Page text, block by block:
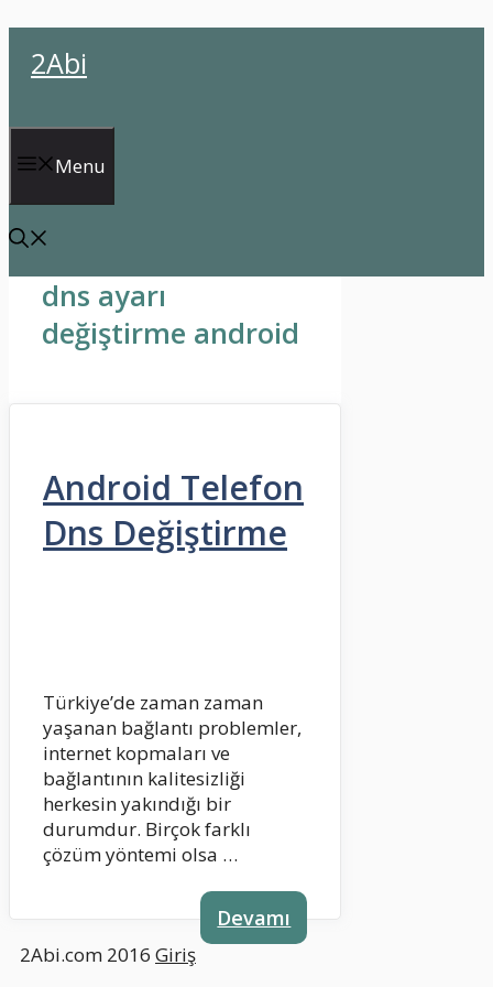
atla2Abi
Menu
dns ayarı
değiştirme android
Android Telefon
Dns Değiştirme
Türkiye’de zaman zaman
yaşanan bağlantı problemler,
internet kopmaları ve
bağlantının kalitesizliği
herkesin yakındığı bir
durumdur. Birçok farklı
çözüm yöntemi olsa …
Devamı
2Abi.com 2016 Giriş